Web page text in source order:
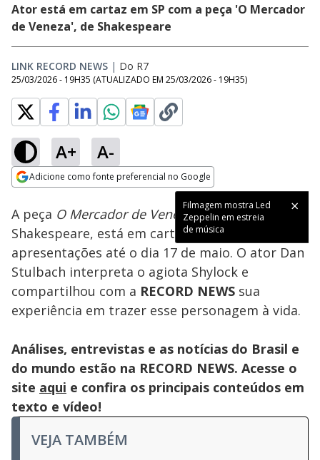
Ator está em cartaz em SP com a peça 'O Mercador
de Veneza', de Shakespeare
LINK RECORD NEWS | Do R7
25/03/2026 - 19H35 (ATUALIZADO EM 25/03/2026 - 19H35)
A+ A-
Adicione como fonte preferencial no Google
Filmagem mostra Led
Zeppelin em estreia
de música
Ativar
Loaded:
6.79%
A peça O Mercador de Veneza, de William
Shakespeare, está em cartaz em São Paulo, com
apresentações até o dia 17 de maio. O ator Dan
Stulbach interpreta o agiota Shylock e
compartilhou com a RECORD NEWS sua
experiência em trazer esse personagem à vida.
Análises, entrevistas e as notícias do Brasil e
do mundo estão na RECORD NEWS. Acesse o
site aqui e confira os principais conteúdos em
texto e vídeo!
VEJA TAMBÉM